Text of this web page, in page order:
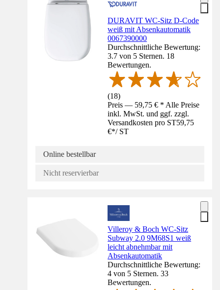
DURAVIT WC-Sitz D-Code
weiß mit Absenkautomatik
0067390000
Durchschnittliche Bewertung:
3.7 von 5 Sternen. 18
Bewertungen.
(18)
Preis — 59,75 € * Alle Preise
inkl. MwSt. und ggf. zzgl.
Versandkosten pro ST59,75
€*/ ST
Online bestellbar
Nicht reservierbar
Villeroy & Boch WC-Sitz
Subway 2.0 9M68S1 weiß
leicht abnehmbar mit
Absenkautomatik
Durchschnittliche Bewertung:
4 von 5 Sternen. 33
Bewertungen.